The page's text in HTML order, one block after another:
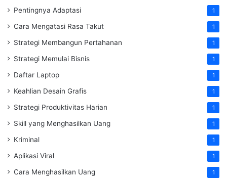
Pentingnya Adaptasi 1
Cara Mengatasi Rasa Takut 1
Strategi Membangun Pertahanan 1
Strategi Memulai Bisnis 1
Daftar Laptop 1
Keahlian Desain Grafis 1
Strategi Produktivitas Harian 1
Skill yang Menghasilkan Uang 1
Kriminal 1
Aplikasi Viral 1
Cara Menghasilkan Uang 1